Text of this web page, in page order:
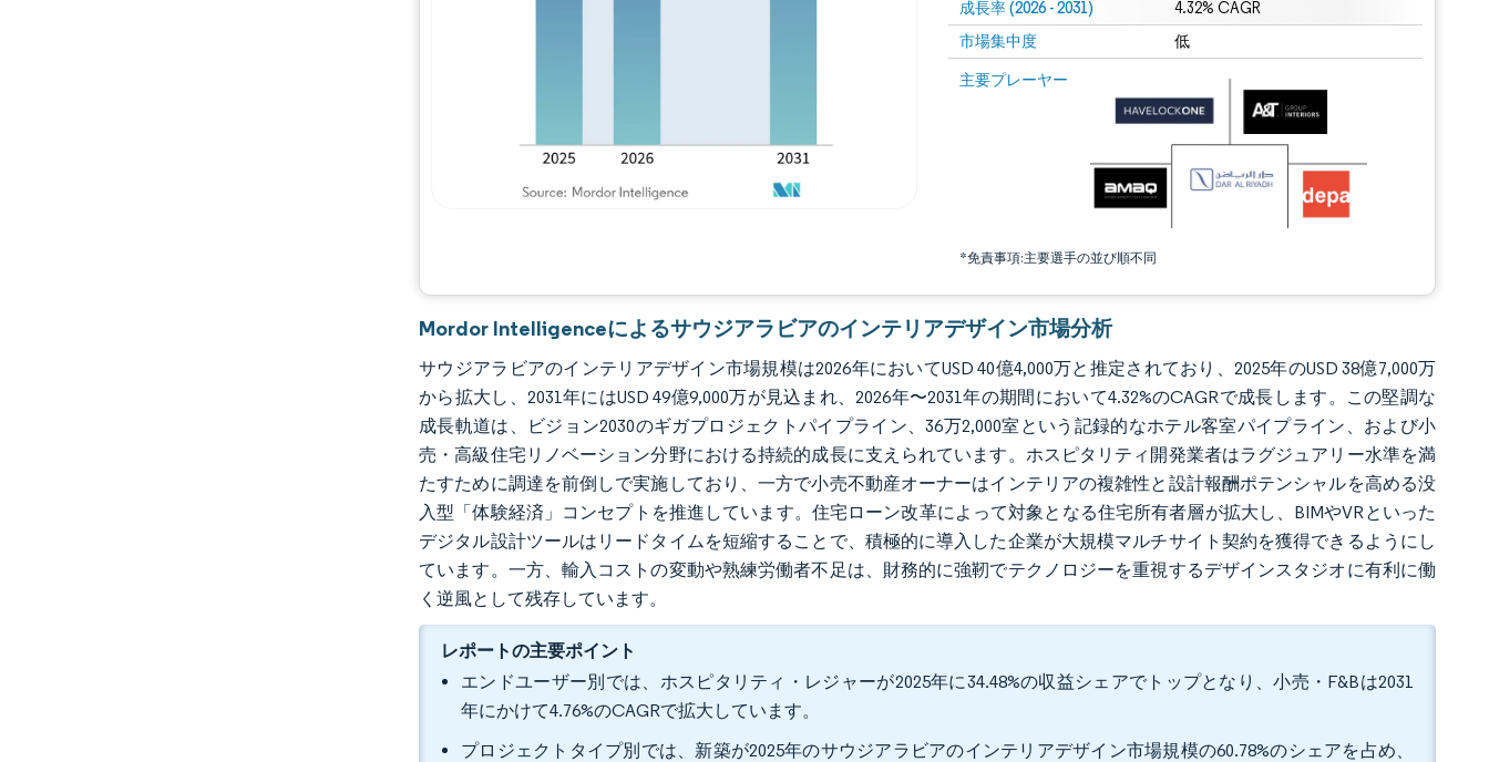
成長率 (2026 - 2031) 4.32% CAGR
市場集中度 低
主要プレーヤー
*免責事項:主要選手の並び順不同
画像 © Mordor Intelligence。再利用にはCC BY 4.0の表示が必要です。
画像 © Mordor Intelligence。再利用にはCC BY 4.0の表示が必要です。
Mordor Intelligenceによるサウジアラビアのインテリアデザイン市場分析
サウジアラビアのインテリアデザイン市場規模は2026年においてUSD 40億4,000万と推定されており、2025年のUSD 38億7,000万
から拡大し、2031年にはUSD 49億9,000万が見込まれ、2026年〜2031年の期間において4.32%のCAGRで成長します。この堅調な
成長軌道は、ビジョン2030のギガプロジェクトパイプライン、36万2,000室という記録的なホテル客室パイプライン、および小
売・高級住宅リノベーション分野における持続的成長に支えられています。ホスピタリティ開発業者はラグジュアリー水準を満
たすために調達を前倒しで実施しており、一方で小売不動産オーナーはインテリアの複雑性と設計報酬ポテンシャルを高める没
入型「体験経済」コンセプトを推進しています。住宅ローン改革によって対象となる住宅所有者層が拡大し、BIMやVRといった
デジタル設計ツールはリードタイムを短縮することで、積極的に導入した企業が大規模マルチサイト契約を獲得できるようにし
ています。一方、輸入コストの変動や熟練労働者不足は、財務的に強靭でテクノロジーを重視するデザインスタジオに有利に働
く逆風として残存しています。
レポートの主要ポイント
エンドユーザー別では、ホスピタリティ・レジャーが2025年に34.48%の収益シェアでトップとなり、小売・F&Bは2031
年にかけて4.76%のCAGRで拡大しています。
プロジェクトタイプ別では、新築が2025年のサウジアラビアのインテリアデザイン市場規模の60.78%のシェアを占め、